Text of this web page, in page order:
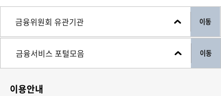
이동
이동
이용안내